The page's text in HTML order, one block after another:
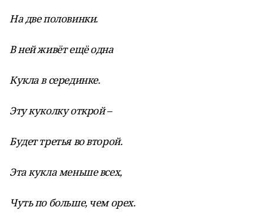
На две половинки.
В ней живёт ещё одна
Кукла в серединке.
Эту куколку открой –
Будет третья во второй.
Эта кукла меньше всех,
Чуть по больше, чем орех.